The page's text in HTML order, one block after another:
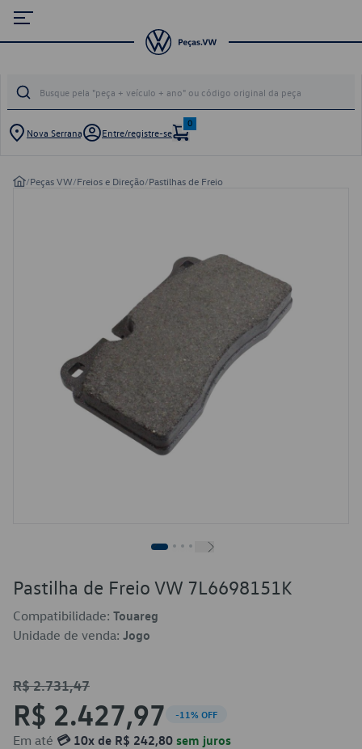
Nova Serrana Entre/registre-se
0
/Peças VW/Freios e Direção/Pastilhas de Freio
Pastilha de Freio VW 7L6698151K
Compatibilidade: Touareg
Unidade de venda: Jogo
R$ 2.731,47
R$ 2.427,97 -11% OFF
Em até 💳 10x de R$ 242,80 sem juros